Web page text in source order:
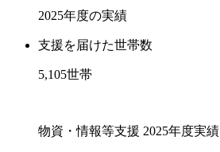
2025年度の実績
支援を届けた世帯数
5,105世帯
物資・情報等支援 2025年度実績